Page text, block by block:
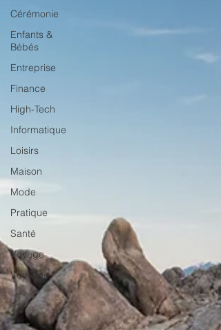
Cérémonie
Enfants &
Bébés
Entreprise
Finance
High-Tech
Informatique
Loisirs
Maison
Mode
Pratique
Santé
Voyage
Voyance